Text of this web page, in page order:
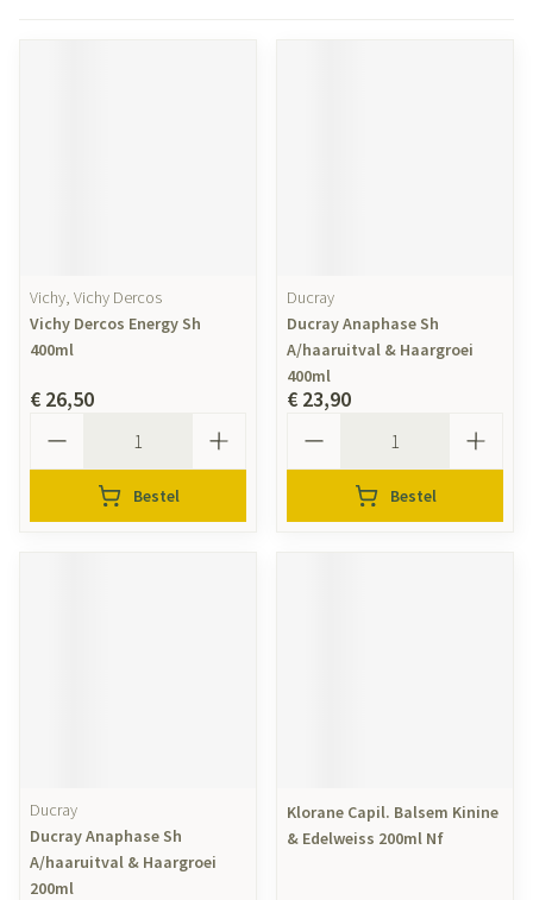
Vichy, Vichy Dercos
Vichy Dercos Energy Sh
400ml
€ 26,50
Bestel
Ducray
Ducray Anaphase Sh
A/haaruitval & Haargroei
400ml
€ 23,90
Bestel
Ducray
Ducray Anaphase Sh
A/haaruitval & Haargroei
200ml
Klorane Capil. Balsem Kinine
& Edelweiss 200ml Nf